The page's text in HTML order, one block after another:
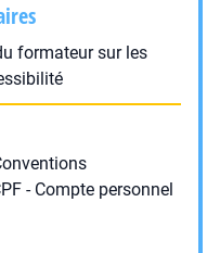
formateur sur les
- Compte personnel